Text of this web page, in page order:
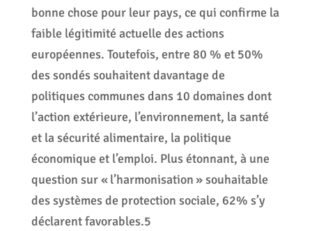
bonne chose pour leur pays, ce qui confirme la
faible légitimité actuelle des actions
européennes. Toutefois, entre 80 % et 50%
des sondés souhaitent davantage de
politiques communes dans 10 domaines dont
l’action extérieure, l’environnement, la santé
et la sécurité alimentaire, la politique
économique et l’emploi. Plus étonnant, à une
question sur « l’harmonisation » souhaitable
des systèmes de protection sociale, 62% s’y
déclarent favorables.5